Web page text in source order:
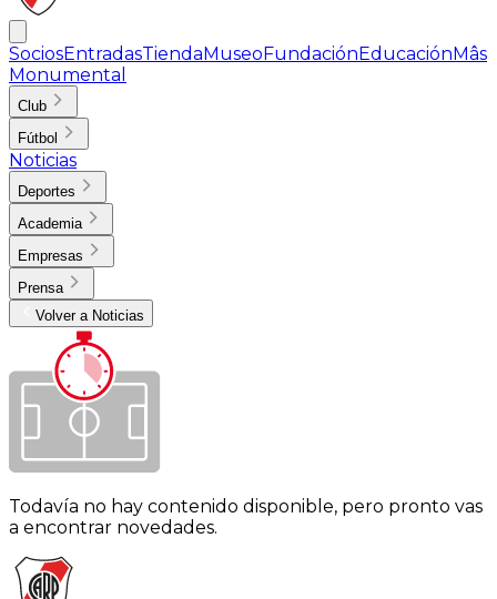
SociosEntradasTiendaMuseoFundaciónEducaciónMâs
Monumental
Club
Fútbol
Noticias
Deportes
Academia
Empresas
Prensa
Volver a Noticias
Todavía no hay contenido disponible, pero pronto vas
a encontrar novedades.